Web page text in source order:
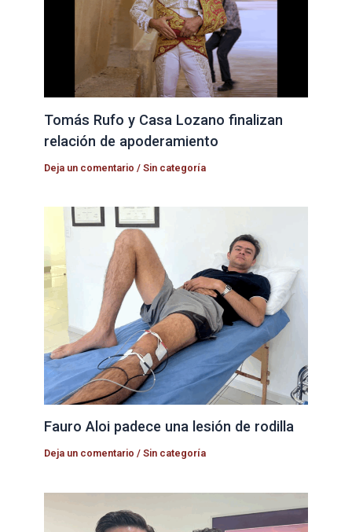
Tomás Rufo y Casa Lozano finalizan
relación de apoderamiento
Deja un comentario /Sin categoría
Fauro Aloi padece una lesión de rodilla
Deja un comentario /Sin categoría